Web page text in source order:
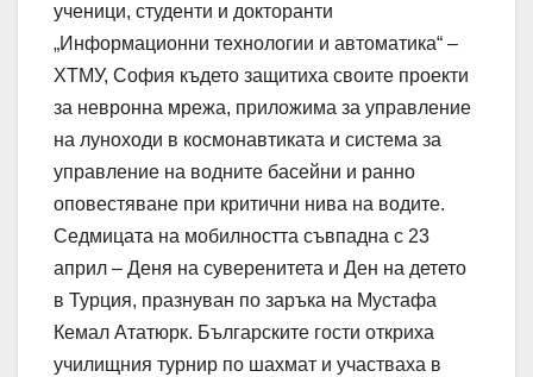
ученици, студенти и докторанти
„Информационни технологии и автоматика“ –
ХТМУ, София където защитиха своите проекти
за невронна мрежа, приложима за управление
на луноходи в космонавтиката и система за
управление на водните басейни и ранно
оповестяване при критични нива на водите.
Седмицата на мобилността съвпадна с 23
април – Деня на суверенитета и Ден на детето
в Турция, празнуван по заръка на Мустафа
Кемал Ататюрк. Българските гости откриха
училищния турнир по шахмат и участваха в